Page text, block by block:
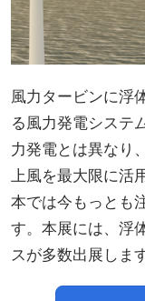
風力タービンに浮
る風力発電システ
力発電とは異なり
上風を最大限に活
本では今もっとも
す。本展には、浮
スが多数出展しま